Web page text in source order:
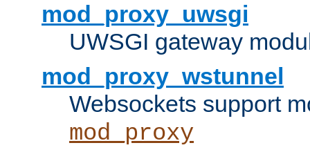
mod_proxy_uwsgi
UWSGI gateway
mod_proxy_wstunnel
Websockets support
mod_proxy